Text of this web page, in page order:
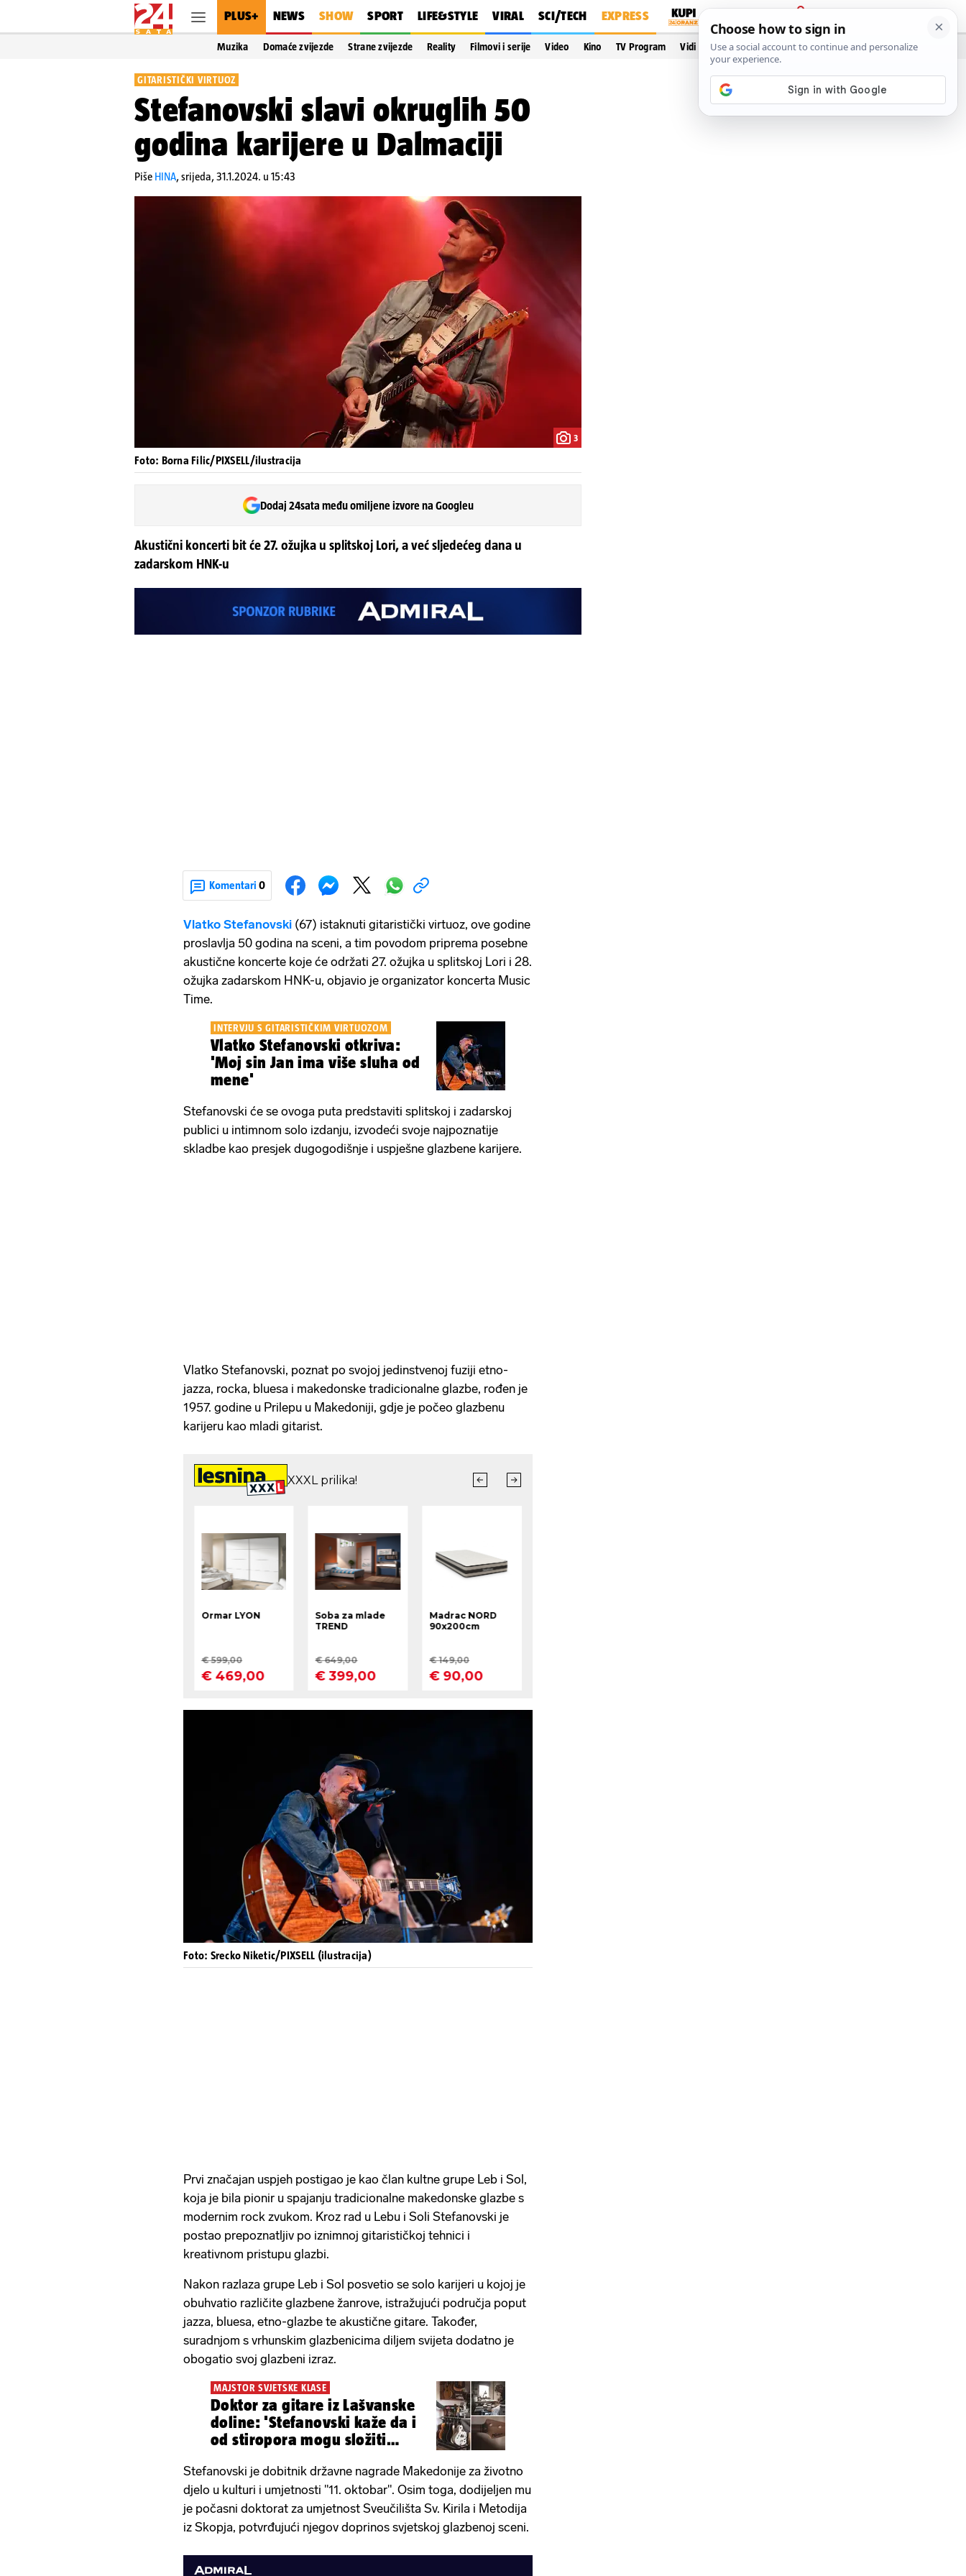
PLUS+ NEWS SHOW SPORT LIFE&STYLE VIRAL SCI/TECH EXPRESS
PRIJAVA
Muzika Domaće zvijezde Strane zvijezde Reality Filmovi i serije Video Kino TV Program Vidi još…
GITARISTIČKI VIRTUOZ
Stefanovski slavi okruglih 50
godina karijere u Dalmaciji
Piše HINA,srijeda, 31.1.2024. u 15:43
3
Foto: Borna Filic/PIXSELL/ilustracija
Dodaj 24sata među omiljene izvore na Googleu
Akustični koncerti bit će 27. ožujka u splitskoj Lori, a već sljedećeg dana u
zadarskom HNK-u
Komentari 0
Vlatko Stefanovski (67) istaknuti gitaristički virtuoz, ove godine
proslavlja 50 godina na sceni, a tim povodom priprema posebne
akustične koncerte koje će održati 27. ožujka u splitskoj Lori i 28.
ožujka zadarskom HNK-u, objavio je organizator koncerta Music
Time.
INTERVJU S GITARISTIČKIM VIRTUOZOM
Vlatko Stefanovski otkriva:
'Moj sin Jan ima više sluha od
mene'
Stefanovski će se ovoga puta predstaviti splitskoj i zadarskoj
publici u intimnom solo izdanju, izvodeći svoje najpoznatije
skladbe kao presjek dugogodišnje i uspješne glazbene karijere.
Vlatko Stefanovski, poznat po svojoj jedinstvenoj fuziji etno-
jazza, rocka, bluesa i makedonske tradicionalne glazbe, rođen je
1957. godine u Prilepu u Makedoniji, gdje je počeo glazbenu
karijeru kao mladi gitarist.
Foto: Srecko Niketic/PIXSELL (ilustracija)
Prvi značajan uspjeh postigao je kao član kultne grupe Leb i Sol,
koja je bila pionir u spajanju tradicionalne makedonske glazbe s
modernim rock zvukom. Kroz rad u Lebu i Soli Stefanovski je
postao prepoznatljiv po iznimnoj gitarističkoj tehnici i
kreativnom pristupu glazbi.
Nakon razlaza grupe Leb i Sol posvetio se solo karijeri u kojoj je
obuhvatio različite glazbene žanrove, istražujući područja poput
jazza, bluesa, etno-glazbe te akustične gitare. Također,
suradnjom s vrhunskim glazbenicima diljem svijeta dodatno je
obogatio svoj glazbeni izraz.
MAJSTOR SVJETSKE KLASE
Doktor za gitare iz Lašvanske
doline: 'Stefanovski kaže da i
od stiropora mogu složiti
Stefanovski je dobitnik državne nagrade Makedonije za životno
djelo u kulturi i umjetnosti "11. oktobar". Osim toga, dodijeljen mu
je počasni doktorat za umjetnost Sveučilišta Sv. Kirila i Metodija
iz Skopja, potvrđujući njegov doprinos svjetskoj glazbenoj sceni.